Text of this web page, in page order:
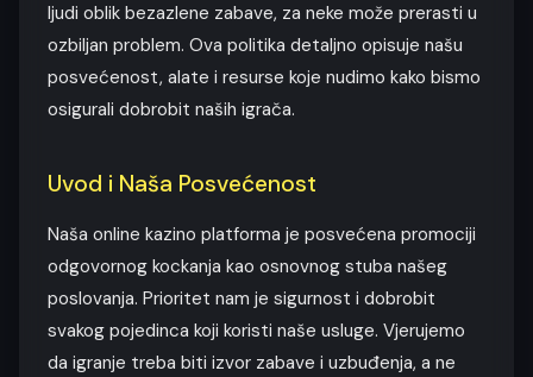
ljudi oblik bezazlene zabave, za neke može prerasti u
ozbiljan problem. Ova politika detaljno opisuje našu
posvećenost, alate i resurse koje nudimo kako bismo
osigurali dobrobit naših igrača.
Uvod i Naša Posvećenost
Naša online kazino platforma je posvećena promociji
odgovornog kockanja kao osnovnog stuba našeg
poslovanja. Prioritet nam je sigurnost i dobrobit
svakog pojedinca koji koristi naše usluge. Vjerujemo
da igranje treba biti izvor zabave i uzbuđenja, a ne